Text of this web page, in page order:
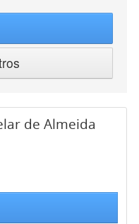
de Almeida